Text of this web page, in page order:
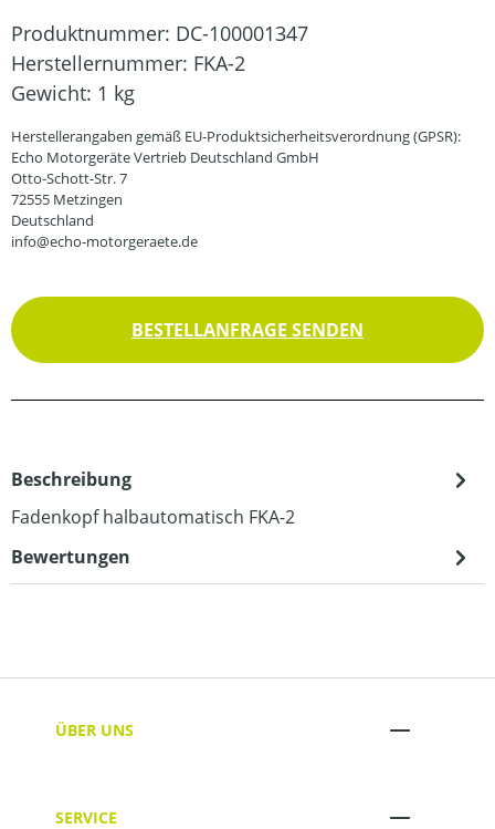
Produktnummer: DC-100001347
Herstellernummer: FKA-2
Gewicht: 1 kg
Herstellerangaben gemäß EU-Produktsicherheitsverordnung (GPSR):
Echo Motorgeräte Vertrieb Deutschland GmbH
Otto-Schott-Str. 7
72555 Metzingen
Deutschland
info@echo-motorgeraete.de
BESTELLANFRAGE SENDEN
Beschreibung
Fadenkopf halbautomatisch FKA-2
Bewertungen
ÜBER UNS
SERVICE